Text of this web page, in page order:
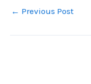
← Previous Post